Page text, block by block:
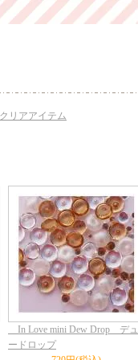
クリアアイテム
In Love mini Dew Drop デュ
ードロップ